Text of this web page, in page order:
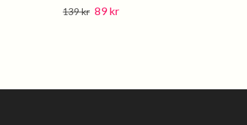
139 kr 89 kr